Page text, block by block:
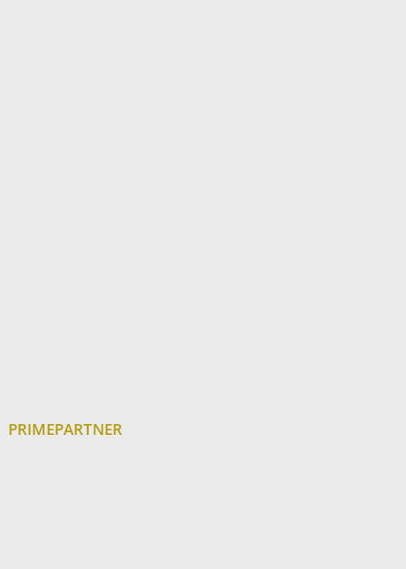
PRIMEPARTNER